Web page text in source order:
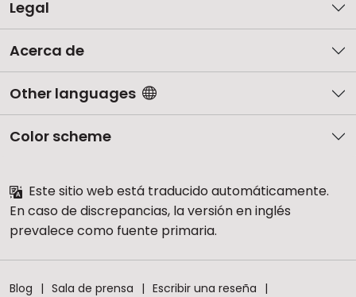
Legal
Acerca de
Other languages
Color scheme
Este sitio web está traducido automáticamente.
En caso de discrepancias, la versión en inglés
prevalece como fuente primaria.
Blog Sala de prensa Escribir una reseña